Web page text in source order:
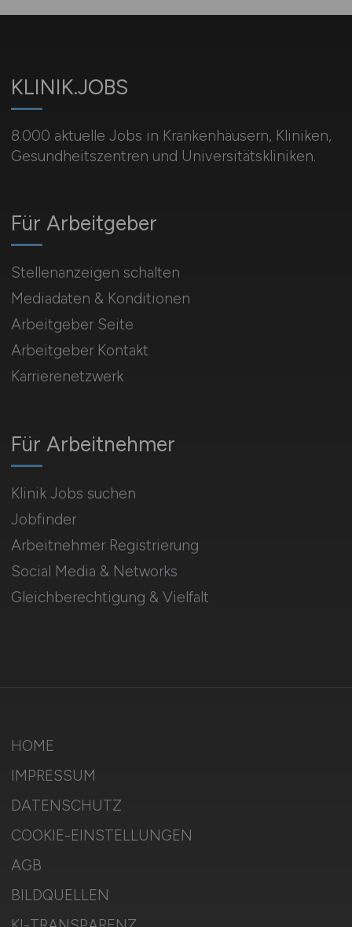
KLINIK.JOBS
8.000 aktuelle Jobs in Krankenhäusern, Kliniken,
Gesundheitszentren und Universitätskliniken.
Für Arbeitnehmer
Klinik Jobs suchen
Jobfinder
Arbeitnehmer Registrierung
Social Media & Networks
Gleichberechtigung & Vielfalt
Für Arbeitgeber
Stellenanzeigen schalten
Mediadaten & Konditionen
Arbeitgeber Seite
Arbeitgeber Kontakt
Karrierenetzwerk
HOME
IMPRESSUM
DATENSCHUTZ
COOKIE-EINSTELLUNGEN
AGB
BILDQUELLEN